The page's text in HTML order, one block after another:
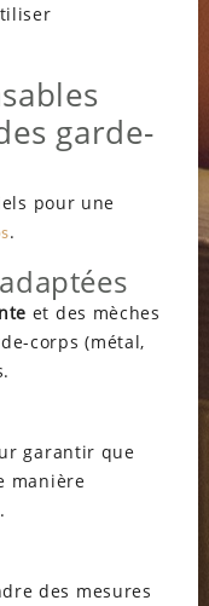
garde-
pour une
.
et des mèches
corps (métal,
garantir que
manière
des mesures